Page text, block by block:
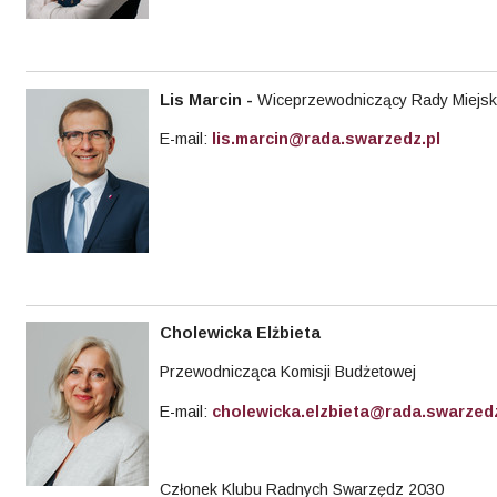
Lis Marcin - Wiceprzewodniczący Rady
E-mail: lis.marcin@rada.swarzedz.pl
Cholewicka Elżbieta
Przewodnicząca Komisji Budżetowej
E-mail:
Członek Klubu Radnych Swarzędz 2030